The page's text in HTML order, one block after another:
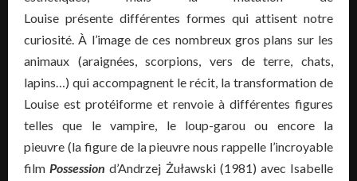
Louise présente différentes formes qui attisent notre
curiosité. À l’image de ces nombreux gros plans sur les
animaux (araignées, scorpions, vers de terre, chats,
lapins…) qui accompagnent le récit, la transformation de
Louise est protéiforme et renvoie à différentes figures
telles que le vampire, le loup-garou ou encore la
pieuvre (la figure de la pieuvre nous rappelle l’incroyable
filmPossession d’Andrzej Żuławski (1981) avec Isabelle